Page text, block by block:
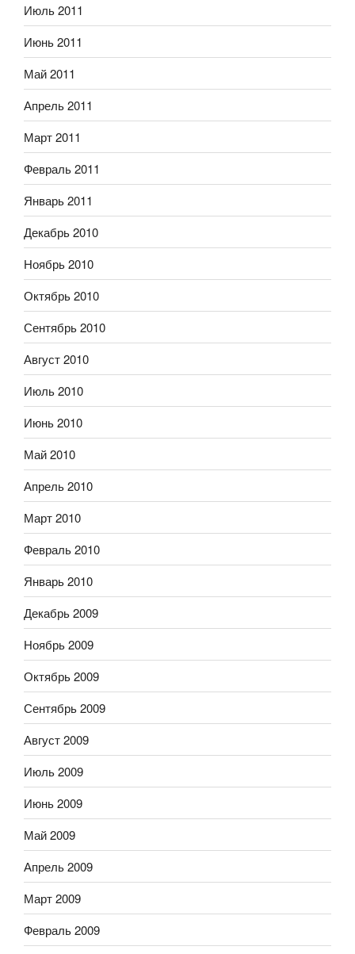
Июль 2011
Июнь 2011
Май 2011
Апрель 2011
Март 2011
Февраль 2011
Январь 2011
Декабрь 2010
Ноябрь 2010
Октябрь 2010
Сентябрь 2010
Август 2010
Июль 2010
Июнь 2010
Май 2010
Апрель 2010
Март 2010
Февраль 2010
Январь 2010
Декабрь 2009
Ноябрь 2009
Октябрь 2009
Сентябрь 2009
Август 2009
Июль 2009
Июнь 2009
Май 2009
Апрель 2009
Март 2009
Февраль 2009